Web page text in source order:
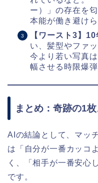
ー）」の存在を
本能が働き避けら
【ワースト3】
い、髪型やファ
今より若い写真
幅させる時限爆弾
まとめ：奇跡の1
AIの結論として、マッ
は「自分が一番カッコ
く、「相手が一番安心
です。